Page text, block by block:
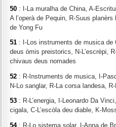
50 : I-La muralha de China, A-
A l’operà de Pequin, R-Suus
de Yong Fu
51 : I-Los instruments de musica de
deus òmis preistorics, N-L’escrèpi,
chivaus deus nomades
52 : R-Instruments de musica, I-
N-Lo sanglar, R-La corsa landesa,
53 : R-L’energia, I-Leonardo Da
cigala, C-L’escòla deu diable, K-
54: R-Lo sistema solar, I-Anna de